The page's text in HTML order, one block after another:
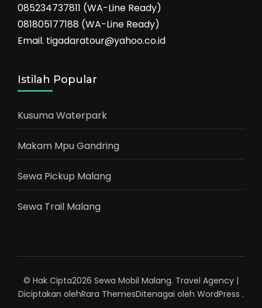
085234737811 (WA-Line Ready)
081805177188 (WA-Line Ready)
Email. tigadaratour@yahoo.co.id
Istilah Popular
Kusuma Waterpark
Makam Mpu Gandring
Sewa Pickup Malang
Sewa Trail Malang
© Hak Cipta2026 Sewa Mobil Malang. Travel Agency |
Diciptakan olehRara ThemesDitenagai oleh WordPress .